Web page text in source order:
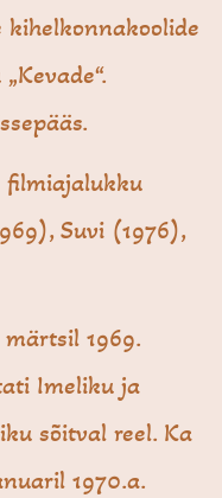
filmiajalukku
Suvi (1976),
1969.
Imeliku ja
sõitval reel. Ka
1970.a.